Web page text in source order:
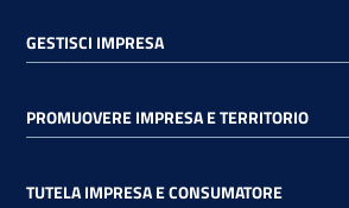
Seguici
su
GESTISCI IMPRESA
PROMUOVERE IMPRESA E TERRITORIO
TUTELA IMPRESA E CONSUMATORE